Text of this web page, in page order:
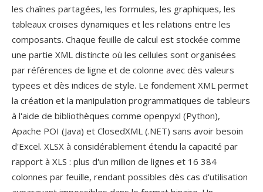
les chaînes partagées, les formules, les graphiques, les
tableaux croises dynamiques et les relations entre les
composants. Chaque feuille de calcul est stockée comme
une partie XML distincte où les cellules sont organisées
par références de ligne et de colonne avec dès valeurs
typees et dès indices de style. Le fondement XML permet
la création et la manipulation programmatiques de tableurs
à l'aide de bibliothèques comme openpyxl (Python),
Apache POI (Java) et ClosedXML (.NET) sans avoir besoin
d'Excel. XLSX à considérablement étendu la capacité par
rapport à XLS : plus d'un million de lignes et 16 384
colonnes par feuille, rendant possibles dès cas d'utilisation